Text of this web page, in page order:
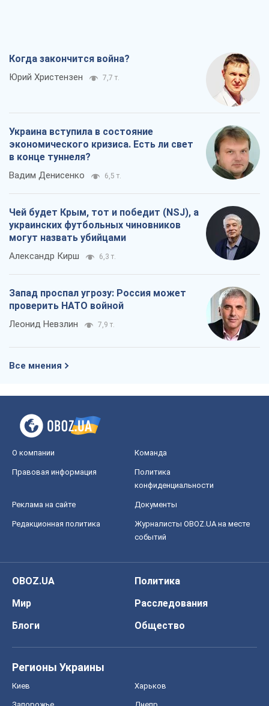
Когда закончится война?
Юрий Христензен 7,7 т.
Украина вступила в состояние
экономического кризиса. Есть ли свет
в конце туннеля?
Вадим Денисенко 6,5 т.
Чей будет Крым, тот и победит (NSJ), а
украинских футбольных чиновников
могут назвать убийцами
Александр Кирш 6,3 т.
Запад проспал угрозу: Россия может
проверить НАТО войной
Леонид Невзлин 7,9 т.
Все мнения
О компании Команда
Правовая информация
Политика
конфиденциальности
Реклама на сайте Документы
Редакционная политика
Журналисты OBOZ.UA на месте
событий
OBOZ.UA
Политика
Мир
Расследования
Блоги
Общество
Регионы Украины
Киев Харьков